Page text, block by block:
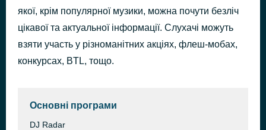
якої, крім популярної музики, можна почути безліч
цікавої та актуальної інформації. Слухачі можуть
взяти участь у різноманітних акціях, флеш-мобах,
конкурсах, BTL, тощо.
Основні програми
DJ Radar